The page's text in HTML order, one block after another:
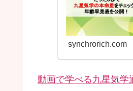
synchrorich.com
動画で学べる九星気学